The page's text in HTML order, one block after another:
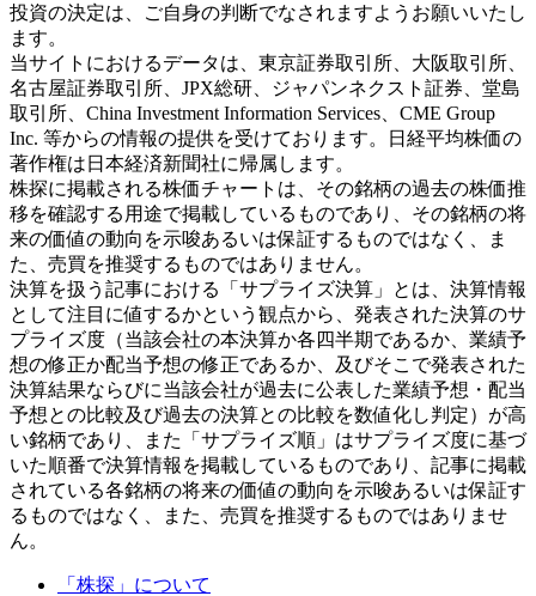
投資の決定は、ご自身の判断でなされますようお願いいたし
ます。
当サイトにおけるデータは、東京証券取引所、大阪取引所、
名古屋証券取引所、JPX総研、ジャパンネクスト証券、堂島
取引所、China Investment Information Services、CME Group
Inc. 等からの情報の提供を受けております。日経平均株価の
著作権は日本経済新聞社に帰属します。
株探に掲載される株価チャートは、その銘柄の過去の株価推
移を確認する用途で掲載しているものであり、その銘柄の将
来の価値の動向を示唆あるいは保証するものではなく、ま
た、売買を推奨するものではありません。
決算を扱う記事における「サプライズ決算」とは、決算情報
として注目に値するかという観点から、発表された決算のサ
プライズ度（当該会社の本決算か各四半期であるか、業績予
想の修正か配当予想の修正であるか、及びそこで発表された
決算結果ならびに当該会社が過去に公表した業績予想・配当
予想との比較及び過去の決算との比較を数値化し判定）が高
い銘柄であり、また「サプライズ順」はサプライズ度に基づ
いた順番で決算情報を掲載しているものであり、記事に掲載
されている各銘柄の将来の価値の動向を示唆あるいは保証す
るものではなく、また、売買を推奨するものではありませ
ん。
「株探」について